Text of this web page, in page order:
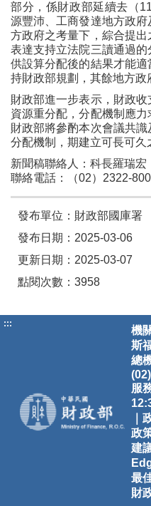
部分，係財政部延續去（
源豐沛、工商發達地方政
方政府之考量下，綜合提
表達支持立法院三讀通過
供設算分配後的結果才能
持財政部規劃，其餘地方政
財政部進一步表示，財政
資源重分配，分配機制應力
財政部將參酌本次會議共
分配機制，期建立可長可久
新聞稿聯絡人：科長羅瑞宏
聯絡電話：（02）2322-
發布單位：財政部國庫署
發布日期：2025-03-06
更新日期：2025-03-07
點閱次數：3958
:::
機
斯
總
服
｜
政
建
最
財